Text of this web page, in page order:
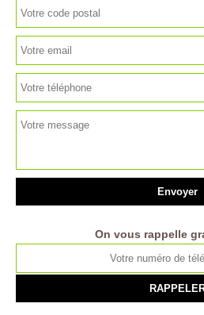
On vous rappelle